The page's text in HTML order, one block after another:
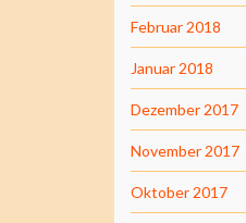
Februar 2018
Januar 2018
Dezember 2017
November 2017
Oktober 2017